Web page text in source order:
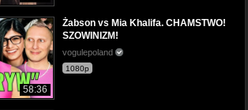
58:36
Żabson vs Mia Khalifa. CHAMSTWO!
SZOWINIZM!
vogulepoland
1080p